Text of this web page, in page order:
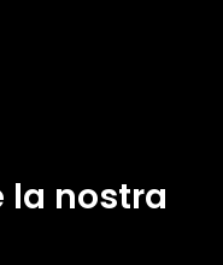
la nostra